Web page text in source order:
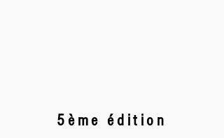
5ème édition